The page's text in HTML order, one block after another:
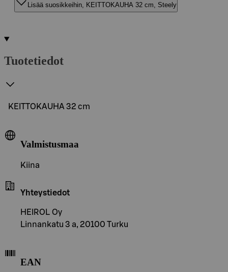
Lisää suosikkeihin, KEITTOKAUHA 32 cm, Steely
Tuotetiedot
KEITTOKAUHA 32 cm
Valmistusmaa
Kiina
Yhteystiedot
HEIROL Oy
Linnankatu 3 a, 20100 Turku
EAN